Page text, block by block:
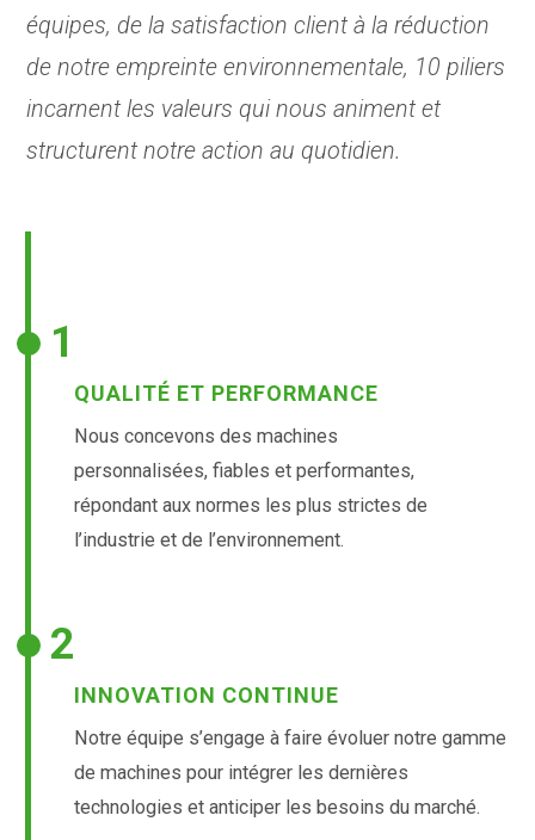
équipes, de la satisfaction client à la réduction
de notre empreinte environnementale, 10 piliers
incarnent les valeurs qui nous animent et
structurent notre action au quotidien.
1
QUALITÉ ET PERFORMANCE
Nous concevons des machines
personnalisées, fiables et performantes,
répondant aux normes les plus strictes de
l’industrie et de l’environnement.
2
INNOVATION CONTINUE
Notre équipe s’engage à faire évoluer notre gamme
de machines pour intégrer les dernières
technologies et anticiper les besoins du marché.